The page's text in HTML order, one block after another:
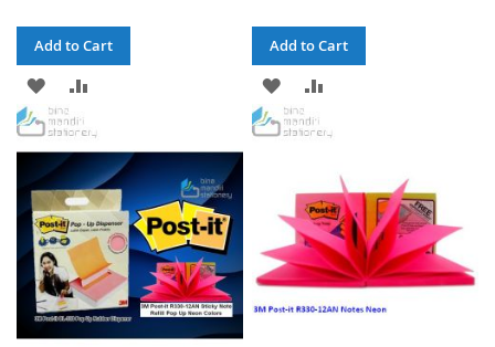
Add to Cart
ADD
TO
WISH
LIST
COMPARE
Add to Cart
ADD
TO
LIST